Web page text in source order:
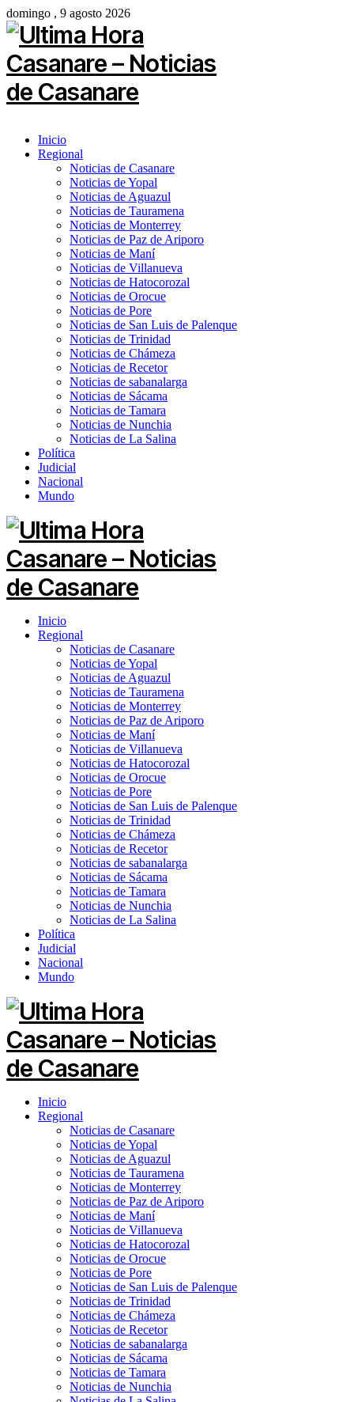
domingo , 9 agosto 2026
Inicio
Regional
Noticias de Casanare
Noticias de Yopal
Noticias de Aguazul
Noticias de Tauramena
Noticias de Monterrey
Noticias de Paz de Ariporo
Noticias de Maní
Noticias de Villanueva
Noticias de Hatocorozal
Noticias de Orocue
Noticias de Pore
Noticias de San Luis de Palenque
Noticias de Trinidad
Noticias de Chámeza
Noticias de Recetor
Noticias de sabanalarga
Noticias de Sácama
Noticias de Tamara
Noticias de Nunchia
Noticias de La Salina
Política
Judicial
Nacional
Mundo
Inicio
Regional
Noticias de Casanare
Noticias de Yopal
Noticias de Aguazul
Noticias de Tauramena
Noticias de Monterrey
Noticias de Paz de Ariporo
Noticias de Maní
Noticias de Villanueva
Noticias de Hatocorozal
Noticias de Orocue
Noticias de Pore
Noticias de San Luis de Palenque
Noticias de Trinidad
Noticias de Chámeza
Noticias de Recetor
Noticias de sabanalarga
Noticias de Sácama
Noticias de Tamara
Noticias de Nunchia
Noticias de La Salina
Política
Judicial
Nacional
Mundo
Inicio
Regional
Noticias de Casanare
Noticias de Yopal
Noticias de Aguazul
Noticias de Tauramena
Noticias de Monterrey
Noticias de Paz de Ariporo
Noticias de Maní
Noticias de Villanueva
Noticias de Hatocorozal
Noticias de Orocue
Noticias de Pore
Noticias de San Luis de Palenque
Noticias de Trinidad
Noticias de Chámeza
Noticias de Recetor
Noticias de sabanalarga
Noticias de Sácama
Noticias de Tamara
Noticias de Nunchia